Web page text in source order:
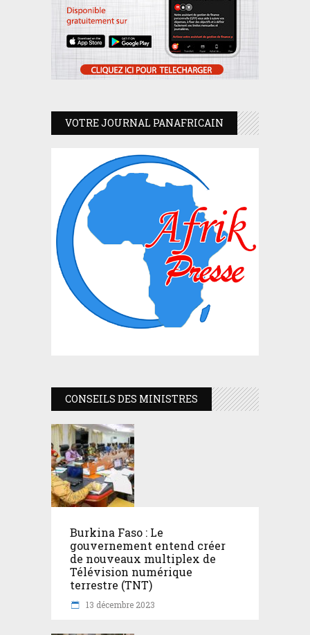
VOTRE JOURNAL PANAFRICAIN
CONSEILS DES MINISTRES
Burkina Faso : Le
gouvernement entend créer
de nouveaux multiplex de
Télévision numérique
terrestre (TNT)
13 décembre 2023